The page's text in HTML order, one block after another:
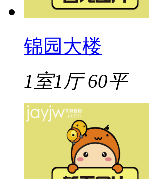
锦园大楼
1室1厅 60平